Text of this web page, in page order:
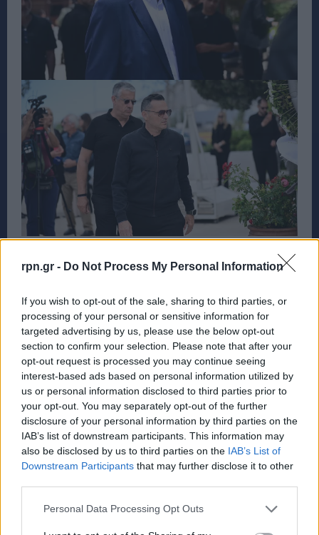
rpn.gr - Do Not Process My Personal Information
If you wish to opt-out of the sale, sharing to third parties, or
processing of your personal or sensitive information for
targeted advertising by us, please use the below opt-out
section to confirm your selection. Please note that after your
opt-out request is processed you may continue seeing
interest-based ads based on personal information utilized by
us or personal information disclosed to third parties prior to
your opt-out. You may separately opt-out of the further
disclosure of your personal information by third parties on the
IAB’s list of downstream participants. This information may
also be disclosed by us to third parties on the IAB’s List of
Downstream Participants that may further disclose it to other
Personal Data Processing Opt Outs
Κώστας Χαλκιάς, παλαίμαχος τερματοφύλακας